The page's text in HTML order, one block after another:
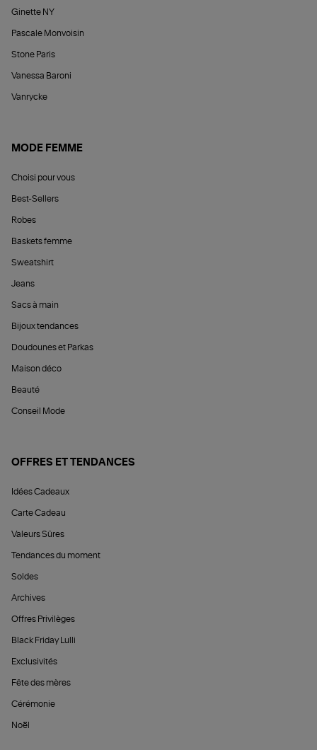
Ginette NY
Pascale Monvoisin
Stone Paris
Vanessa Baroni
Vanrycke
MODE FEMME
Choisi pour vous
Best-Sellers
Robes
Baskets femme
Sweatshirt
Jeans
Sacs à main
Bijoux tendances
Doudounes et Parkas
Maison déco
Beauté
Conseil Mode
OFFRES ET TENDANCES
Idées Cadeaux
Carte Cadeau
Valeurs Sûres
Tendances du moment
Soldes
Archives
Offres Privilèges
Black Friday Lulli
Exclusivités
Fête des mères
Cérémonie
Noël